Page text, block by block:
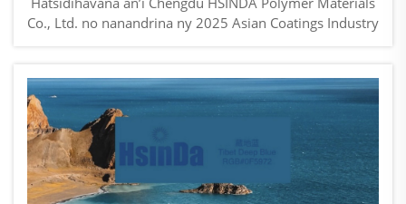
Co., Ltd. no nanandrina ny 2025 Asian Coatings Industry
nandray fahasoavana lehibe i Chengdu HSIN...